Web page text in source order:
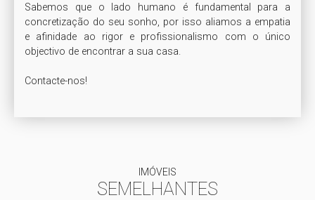
Sabemos que o lado humano é fundamental para a
concretização do seu sonho, por isso aliamos a empatia
e afinidade ao rigor e profissionalismo com o único
objectivo de encontrar a sua casa.
Contacte-nos!
IMÓVEIS
SEMELHANTES